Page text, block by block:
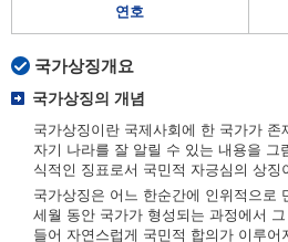
연호
국가상징개요
국가상징의 개념
국가상징이란 국제사회에 한 국가가 존
자기 나라를 잘 알릴 수 있는 내용을 그
식적인 징표로서 국민적 자긍심의 상징
국가상징은 어느 한순간에 인위적으로
세월 동안 국가가 형성되는 과정에서 그
들어 자연스럽게 국민적 합의가 이루